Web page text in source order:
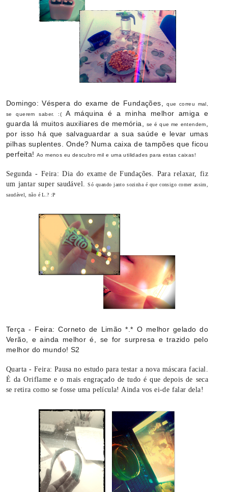
Domingo: Véspera do exame de Fundações,que correu mal,
se querem saber. :(
A máquina é a minha melhor amiga e
guarda lá muitos auxiliares de memória,
se é que me entendem
por isso há que salvaguardar a sua saúde e levar umas
pilhas suplentes. Onde? Numa caixa de tampões que ficou
perfeita!Ao menos eu descubro mil e uma utilidades para estas caixas!
Segunda - Feira: Dia do exame de Fundações. Para relaxar, fiz
um jantar super saudável.Só quando janto sozinha é que consigo comer assim,
saudável, não é L.? :P
Terça - Feira: Corneto de Limão *.* O melhor gelado do
Verão, e ainda melhor é, se for surpresa e trazido pelo
melhor do mundo! S2
Quarta - Feira: Pausa no estudo para testar a nova máscara facial.
É da Oriflame e o mais engraçado de tudo é que depois de seca
se retira como se fosse uma película! Ainda vos ei-de falar dela!